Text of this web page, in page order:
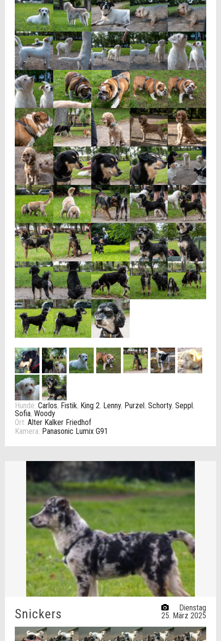
Hunde: Carlos, Fistik, King 2, Lenny, Purzel, Schorty, Seppl,
Sofia, Woody
Ort: Alter Kalker Friedhof
Kamera: Panasonic Lumix G91
Dienstag
25. März 2025
Snickers